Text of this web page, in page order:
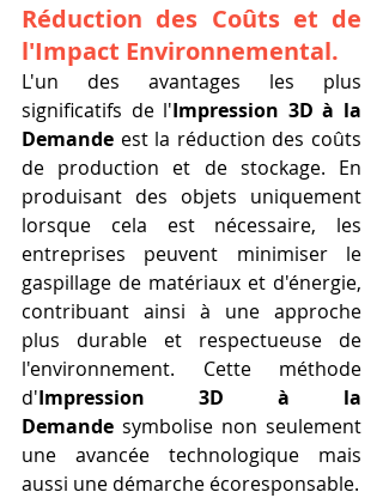
Réduction des Coûts et de
l'Impact Environnemental.
L'un des avantages les plus
significatifs de l'Impression 3D à la
Demande est la réduction des coûts
de production et de stockage. En
produisant des objets uniquement
lorsque cela est nécessaire, les
entreprises peuvent minimiser le
gaspillage de matériaux et d'énergie,
contribuant ainsi à une approche
plus durable et respectueuse de
l'environnement. Cette méthode
d'Impression 3D à la
Demande symbolise non seulement
une avancée technologique mais
aussi une démarche écoresponsable.